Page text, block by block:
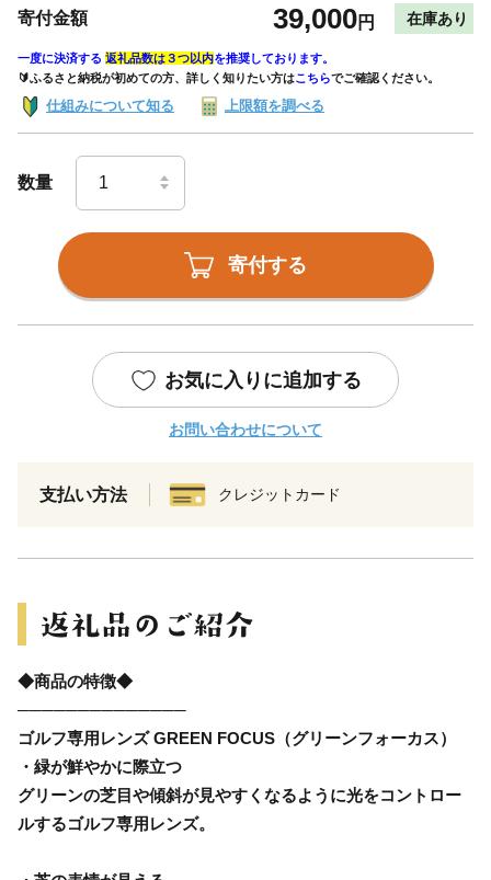
寄付金額 39,000円 在庫あり
一度に決済する 返礼品数は３つ以内を推奨しております。
🔰ふるさと納税が初めての方、詳しく知りたい方はこちらでご確認ください。
仕組みについて知る 上限額を調べる
数量
寄付する
お気に入りに追加する
お問い合わせについて
支払い方法 クレジットカード
◆商品の特徴◆
──────────────
ゴルフ専用レンズ GREEN FOCUS（グリーンフォーカス）
・緑が鮮やかに際立つ
グリーンの芝目や傾斜が見やすくなるように光をコントロー
ルするゴルフ専用レンズ。